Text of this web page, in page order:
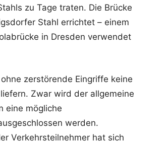
zu Tage traten. Die Brücke
Stahl errichtet – einem
in Dresden verwendet
zerstörende Eingriffe keine
Zwar wird der allgemeine
eine mögliche
werden.
Verkehrsteilnehmer hat sich